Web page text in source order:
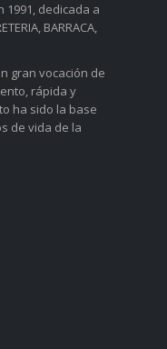
dedicada a
BARRACA,
gran vocación de
rápida y
ha sido la base
de vida de la